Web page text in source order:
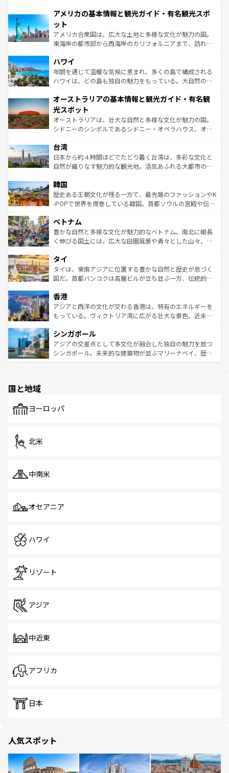
ンツ一覧を参照してほしい。
の建物がそのまま残る町や、スイスならではのユニークな
博物館もあり、アルプス観光だけでなく町歩きも満喫する
ことができる。国民の所得が高いため物価も高いが、旅行
者向けの交通パス提供のサービスもあり、うまく活用すれ
着のスイス情報は
アメリカの基本情報と観光ガイド・有名観光スポ
ット
アメリカ合衆国は、広大な土地と多様な文化が魅力の国。
東海岸の都市部から西海岸のカリフォルニアまで、訪れる
のような巨大都市は、観光、ショッピング、エンターテイ
ンメントが詰まった刺激的なスポットだ。一方、アメリカ
西部には大自然が広がり、グランドキャニオンやイエロー
部のニューオーリンズでは、音楽と美食が融合した独特の
文化が魅力。旅行者はアメリカの各地域で異なる魅力を楽
しみながら、その多様性と豊かな歴史を感じることができ
るだろう。車でのロードトリップや列車の旅も、アメリカ
情報は
ハワイ
年間を通じて温暖な気候に恵まれ、多くの島で構成される
ハワイは、どの島も独自の魅力をもっている。大自然の神
ワイ島は見逃せない。また、定番の観光地といえばオアフ
島だが、静かな自然を求めるならマウイ島やカウアイ島が
おすすめ。エメラルドグリーンに輝く海をはじめ、豊かな
文化や歴史が息づいている。「アロハスピリット」と呼ば
人々、おいしいローカルフードやハワイアンミュージッ
ク、伝統的なフラダンスなど、すべてがハワイの魅力を彩
っている。訪れるたびに新しい発見と感動が待っているハ
はコンテンツ一覧
オーストラリアの基本情報と観光ガイド・有名観
光スポット
オーストラリアは、壮大な自然と多様な文化が魅力の国。
シドニーのシンボルであるシドニー・オペラハウス、オー
リアリーフや大陸中央部にそびえるウルル（エアーズロッ
ク）、タスマニアの美しい原生林やケアンズの熱帯雨林な
ど、見どころがたくさん。また、カフェやワイン、オージ
いる。アクティビティも充実しており、サーフィンやダイ
ビング、ハイキングなど、アウトドア好きにはたまらな
い。オーストラリアの多彩な魅力を存分に味わいつくそ
参照してほしい。
台湾
日本から約４時間ほどでたどり着く台湾は、多彩な文化と
自然が織りなす魅力的な観光地。活気あふれる大都市の台
ン）、静ひつな山岳地帯である台湾東部など、都市の喧騒
と山間の静けさが共存しており、訪れる人に新しい発見と
驚きをもたらしてくれる。また、奥深い台湾の食文化も魅
容にもいいと評判のスイーツなど、バラエティ豊かな料理
が味わえる。 なお、新着の台湾情報は コンテンツ一覧を参
照してほしい。
韓国
歴史ある王朝文化が残る一方で、最先端のファッションやK
-POPで世界を席巻している韓国。首都ソウルの宮殿や伝統
き、地方に足を延ばせば四季折々の自然美を楽しむことが
できる。そして、キムチや焼肉、絶品のストリートフード
まで、さまざまな韓国料理が待っている。夜には、韓国な
リティに包まれながら、韓国の多彩な魅力を心ゆくまで味
わってみてほしい。 なお、新着の韓国情報はコンテンツ一
覧を参照してほしい。
ベトナム
豊かな自然と多様な文化が魅力的なベトナム。南北に細長
く伸びる国土には、広大な田園風景や青々とした山々、世
急速な発展と共に伝統が息づく。ハノイの古い町並みやホ
ーチミン市のフランス統治時代の建物も、独特の雰囲気を
醸し出している。また、バラエティの豊かさとおいしさで
とつ。フォーやバインミー、ベトナムコーヒーなどは、ぜ
ひ現地で味わいたい。どの地域を訪れてもあたたかい人々
が旅行者を迎えてくれるので、きっと忘れられない旅にな
参照してほしい。
タイ
タイは、東南アジアに位置する豊かな自然と歴史が息づく
国だ。首都バンコクは高層ビルが立ち並ぶ一方、伝統的な
の活気が交差している。北部ではチェンマイなどの山岳地
帯で自然と触れ合い、南部ではプーケットやクラビの美し
いビーチでリゾート気分を楽しむことができる。タイ料理
激する。気候は一年中温暖で、どの季節にも異なる楽しみ
が待っている。親しみやすいタイの人々、仏教を中心とし
た文化、そして多様な観光資源が、訪れる旅人を魅了し続
香港
アジアと西洋の文化が交わる香港は、特有のエネルギーを
もっている。ヴィクトリア湾に広がる壮大な景色、近未来
み、どこを訪れても感動するはず。観光スポットが密集し
ており、効率よく見どころを回れるのも魅力。息をのむよ
うな絶景から文化的な体験まで、香港を存分に楽しみ尽く
シンガポール
アジアの交差点として多文化が融合した独自の魅力を放つ
シンガポール。未来的な建築物が並ぶマリーナベイ、歴史
で、ホーカーズは地元の風情を楽しめる外せないスポット
国と地域
ヨーロッパ
北米
中南米
オセアニア
ハワイ
リゾート
アジア
中近東
アフリカ
日本
人気スポット